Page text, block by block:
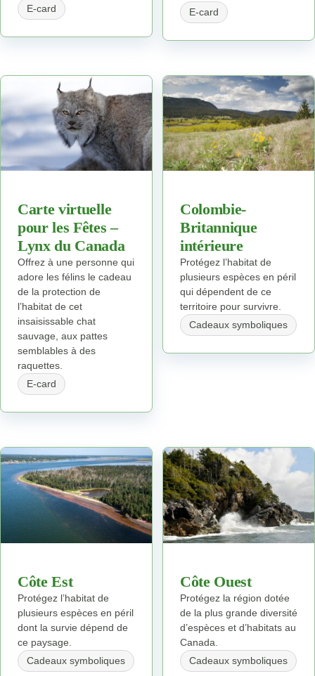
E-card
E-card
Carte virtuelle
pour les Fêtes –
Lynx du Canada
Offrez à une personne qui
adore les félins le cadeau
de la protection de
l’habitat de cet
insaisissable chat
sauvage, aux pattes
semblables à des
raquettes.
E-card
Colombie-
Britannique
intérieure
Protégez l’habitat de
plusieurs espèces en péril
qui dépendent de ce
territoire pour survivre.
Cadeaux symboliques
Côte Est
Protégez l’habitat de
plusieurs espèces en péril
dont la survie dépend de
ce paysage.
Cadeaux symboliques
Côte Ouest
Protégez la région dotée
de la plus grande diversité
d’espèces et d’habitats au
Canada.
Cadeaux symboliques